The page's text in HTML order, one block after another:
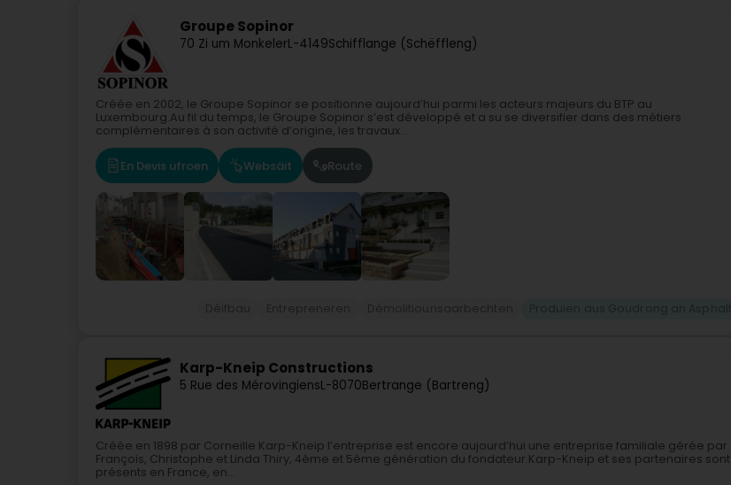
Groupe Sopinor
70 Zi um MonkelerL-4149Schifflange (Schëffleng)
Créée en 2002, le Groupe Sopinor se positionne aujourd’hui parmi les acteurs majeurs du BTP au
Luxembourg.Au fil du temps, le Groupe Sopinor s’est développé et a su se diversifier dans des métiers
complémentaires à son activité d’origine, les travaux...
En Devis ufroen Websäit Route
Karp-Kneip Constructions
5 Rue des MérovingiensL-8070Bertrange (Bartreng)
Créée en 1898 par Corneille Karp-Kneip l’entreprise est encore aujourd’hui une entreprise familiale gérée par
François, Christophe et Linda Thiry, 4ème et 5ème génération du fondateur.Karp-Kneip et ses partenaires sont
présents en France, en...